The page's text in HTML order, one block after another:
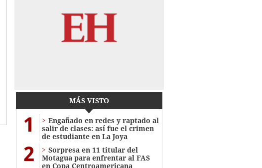
MÁS VISTO
1
Engañado en redes y raptado al
salir de clases: así fue el crimen
de estudiante en La Joya
2
Sorpresa en 11 titular del
Motagua para enfrentar al FAS
en Copa Centroamericana